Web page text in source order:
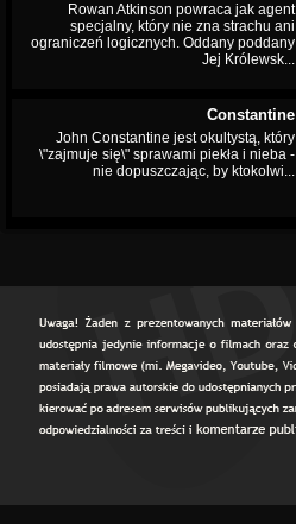
Rowan Atkinson powraca jak agent
specjalny, który nie zna strachu ani
ograniczeń logicznych. Oddany poddany
Jej Królewsk...
Constantine
John Constantine jest okultystą, który
\"zajmuje się\" sprawami piekła i nieba -
nie dopuszczając, by ktokolwi...